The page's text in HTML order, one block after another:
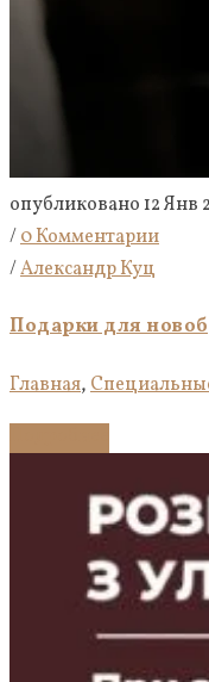
опубликовано 12 Янв
/0 Комментарии
/Александр Куц
Подарки для
Главная,